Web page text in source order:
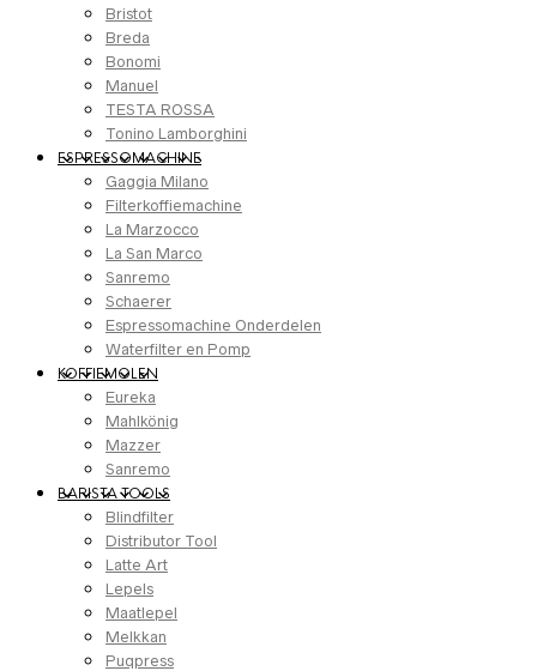
Bristot
Breda
Bonomi
Manuel
TESTA ROSSA
Tonino Lamborghini
ESPRESSOMACHINE
Gaggia Milano
Filterkoffiemachine
La Marzocco
La San Marco
Sanremo
Schaerer
Espressomachine Onderdelen
Waterfilter en Pomp
KOFFIEMOLEN
Eureka
Mahlkönig
Mazzer
Sanremo
BARISTA TOOLS
Blindfilter
Distributor Tool
Latte Art
Lepels
Maatlepel
Melkkan
Puqpress